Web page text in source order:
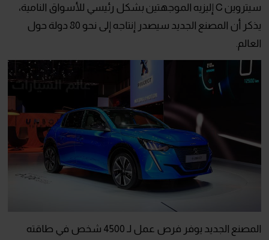
سيتروين C إليزيه الموجهتين بشكل رئيسي للأسواق النامية،
يذكر أن المصنع الجديد سيصدر إنتاجه إلى نحو 80 دولة حول
العالم.
المصنع الجديد يوفر فرص عمل لـ 4500 شخص في طاقته